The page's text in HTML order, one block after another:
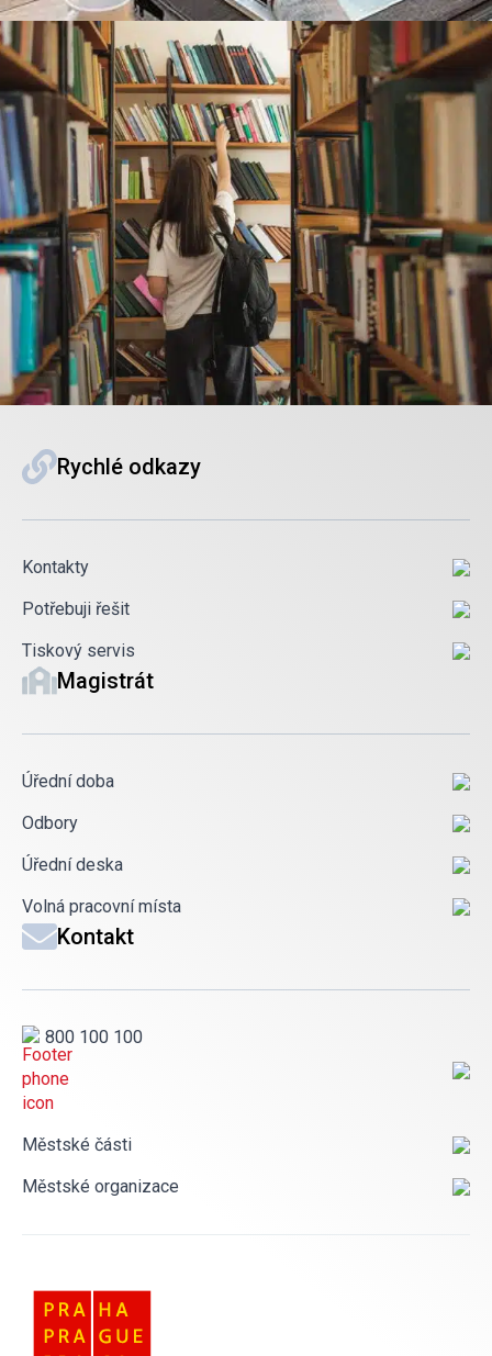
Rychlé odkazy
Kontakty
Potřebuji řešit
Tiskový servis
Magistrát
Úřední doba
Odbory
Úřední deska
Volná pracovní místa
Kontakt
800 100 100
Městské části
Městské organizace